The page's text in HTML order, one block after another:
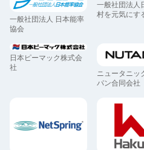
一般社団法人 日本能率
協会
一般社団法人
村を元気にす
日本ピーマック株式会
社
ニュータニッ
パン合同会社